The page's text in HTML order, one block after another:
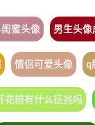
蜜头像 男生头像
情侣可爱头像 q
花前有什么征兆吗